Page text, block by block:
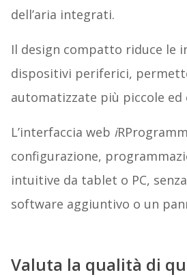
dell’aria integrati.
Il design compatto riduce le
dispositivi periferici,
automatizzate più piccole ed
L’interfaccia web i
configurazione,
intuitive da tablet o PC,
software aggiuntivo o un
Valuta la qualità di